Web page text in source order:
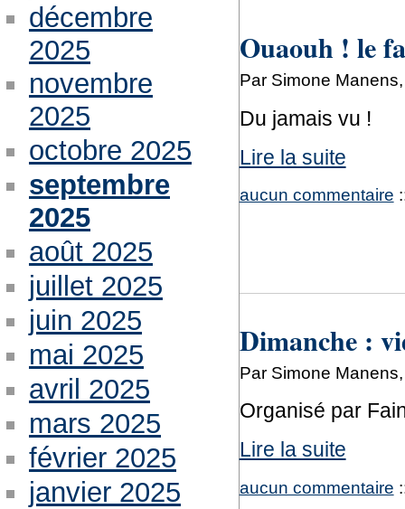
Ouaouh ! le
Par Simone
Du jamais vu !
Lire la suite
aucun commentaire
Dimanche :
Par Simone
Organisé par
Lire la suite
aucun commentaire
décembre
2025
novembre
2025
octobre 2025
septembre
2025
août 2025
juillet 2025
juin 2025
mai 2025
avril 2025
mars 2025
février 2025
janvier 2025